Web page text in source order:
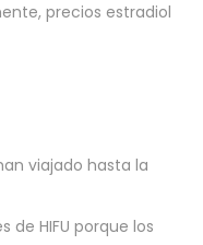
precios estradiol
viajado hasta la
de HIFU porque los